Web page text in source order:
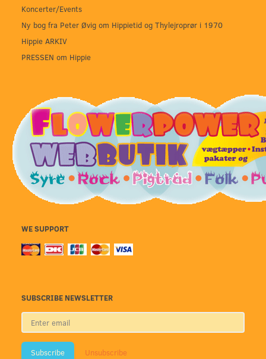
Koncerter/Events
Ny bog fra Peter Øvig om Hippietid og Thylejroprør i 1970
Hippie ARKIV
PRESSEN om Hippie
WE SUPPORT
SUBSCRIBE NEWSLETTER
Enter
email
Subscribe Unsubscribe